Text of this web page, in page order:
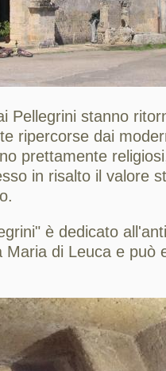
Pellegrini stanno
ripercorse dai
prettamente
in risalto il valore
è dedicato
Maria di Leuca e può